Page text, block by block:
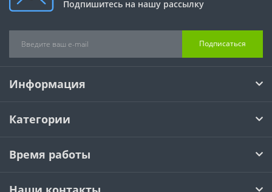
Подпишитесь на нашу рассылку
Подписаться
Информация
Категории
Время работы